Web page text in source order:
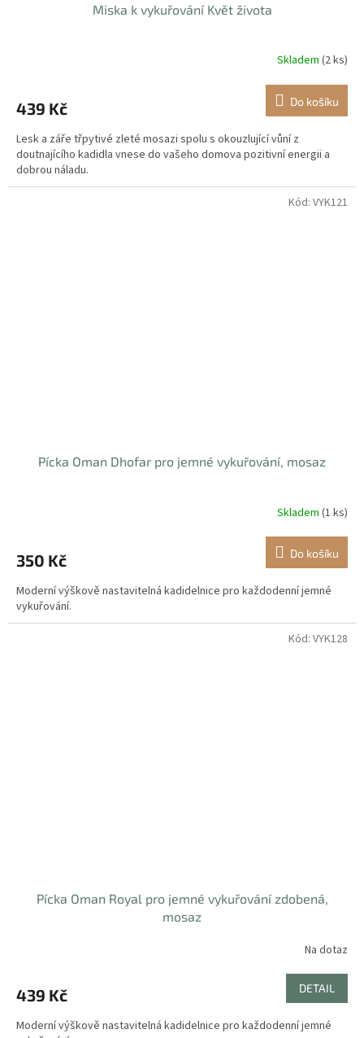
Miska k vykuřování Květ života
Skladem (2 ks)
439 Kč Do košíku
Lesk a záře třpytivé zleté mosazi spolu s okouzlující vůní z
doutnajícího kadidla vnese do vašeho domova pozitivní energii a
dobrou náladu.
Pícka Oman Dhofar pro jemné vykuřování, mosaz
Skladem (1 ks)
350 Kč Do košíku
Moderní výškově nastavitelná kadidelnice pro každodenní jemné
vykuřování.
Kód: VYK121
Pícka Oman Royal pro jemné vykuřování zdobená,
mosaz
je
z
Na dotaz
439 Kč DETAIL
Moderní výškově nastavitelná kadidelnice pro každodenní jemné
Kód: VYK128